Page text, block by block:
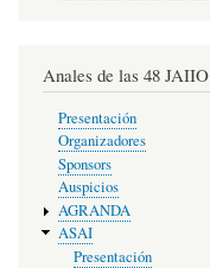
Anales de las 48 JAIIO
Presentación
Organizadores
Sponsors
Auspicios
AGRANDA
ASAI
Presentación